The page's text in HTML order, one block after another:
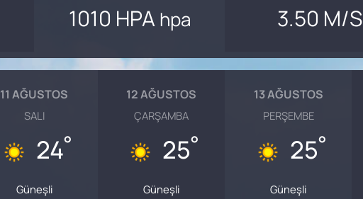
1010 HPA hpa 3.50 M/S
11 AĞUSTOS
SALI
24°
Güneşli
12 AĞUSTOS
ÇARŞAMBA
25°
Güneşli
13 AĞUSTOS
PERŞEMBE
25°
Güneşli